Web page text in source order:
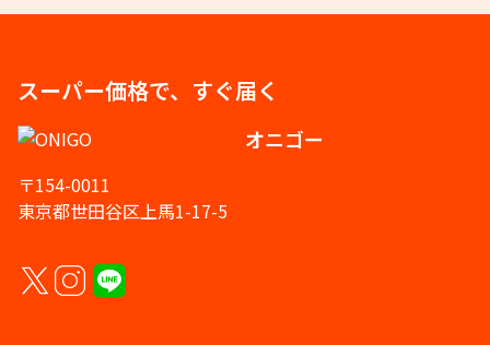
スーパー価格で、すぐ届く
オニゴー
〒154-0011
東京都世田谷区上馬1-17-5